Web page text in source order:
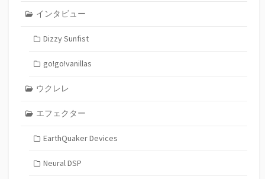
インタビュー
Dizzy Sunfist
go!go!vanillas
ウクレレ
エフェクター
EarthQuaker Devices
Neural DSP